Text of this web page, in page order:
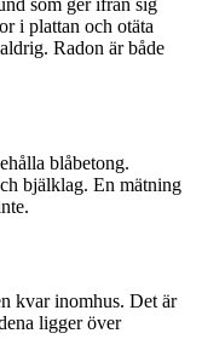
som ger ifrån sig
i plattan och otäta
Radon är både
blåbetong.
bjälklag. En mätning
kvar inomhus. Det är
ligger över